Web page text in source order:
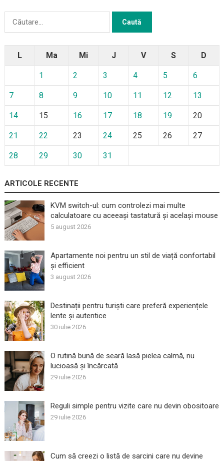
Caută
L Ma Mi J V S D
1 2 3 4 5 6
7 8 9 10 11 12 13
14 15 16 17 18 19 20
21 22 23 24 25 26 27
28 29 30 31
ARTICOLE RECENTE
KVM switch-ul: cum controlezi mai multe
calculatoare cu aceeași tastatură și același mouse
5 august 2026
Apartamente noi pentru un stil de viață confortabil
și efficient
3 august 2026
Destinații pentru turiști care preferă experiențele
lente și autentice
30 iulie 2026
O rutină bună de seară lasă pielea calmă, nu
lucioasă și încărcată
29 iulie 2026
Reguli simple pentru vizite care nu devin obositoare
29 iulie 2026
Cum să creezi o listă de sarcini care nu devine